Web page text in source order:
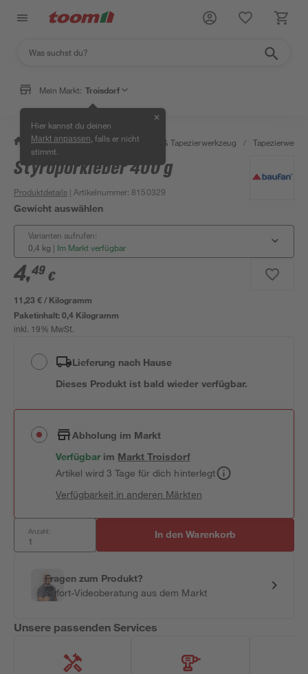
Mein Markt: Troisdorf
Hier kannst du deinen
Markt anpassen , falls er nicht
stimmt.
✕
/ Wohnen & Haushalt / Tapeten & Tapezierwerkzeug /
Styroporkleber 400 g
Produktdetails | Artikelnummer: 8150329
Gewicht auswählen
Varianten aufrufen:
0,4 kg | Im Markt verfügbar
4,49 €
11,23 € / Kilogramm
Paketinhalt:0,4 Kilogramm
inkl. 19% MwSt.
Lieferung nach Hause
Dieses Produkt ist bald wieder verfügbar.
Abholung im Markt
Verfügbar im MarktTroisdorf
Artikel wird 3 Tage für dich hinterlegt
Verfügbarkeit in anderen Märkten
Anzahl: In den Warenkorb
Fragen zum Produkt?
Sofort-Videoberatung aus dem Markt
Unsere passenden Services